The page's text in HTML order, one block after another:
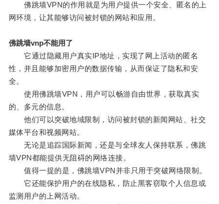
佛跳墙VPN的作用就是为用户提供一个安全、匿名的上
网环境，让其能够访问被封锁的网站和应用。
佛跳墙vnp不能用了
它通过隐藏用户真实IP地址，实现了网上活动的匿名
性，并且能够加密用户的数据传输，从而保证了隐私和安
全。
使用佛跳墙VPN，用户可以畅游自由世界，获取真实
的、多元的信息。
他们可以突破地域限制，访问被封锁的新闻网站、社交
媒体平台和视频网站。
无论是追踪国际新闻，还是与全球友人保持联系，佛跳
墙VPN都能提供无阻碍的网络连接。
值得一提的是，佛跳墙VPN并非只用于突破网络限制。
它还能保护用户的在线隐私，防止黑客窃取个人信息或
监测用户的上网活动。